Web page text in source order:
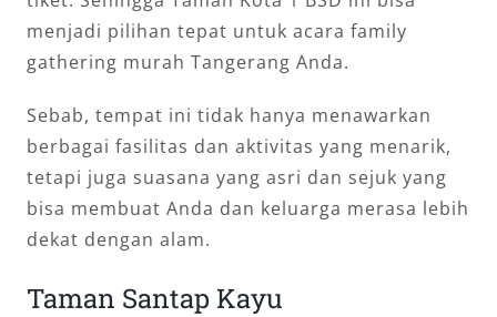
menjadi pilihan tepat untuk acara family
gathering murah Tangerang Anda.
Sebab, tempat ini tidak hanya menawarkan
berbagai fasilitas dan aktivitas yang menarik,
tetapi juga suasana yang asri dan sejuk yang
bisa membuat Anda dan keluarga merasa lebih
dekat dengan alam.
Taman Santap Kayu